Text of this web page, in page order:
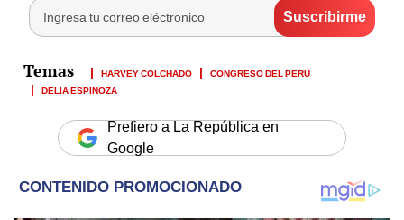
HARVEY COLCHADO
CONGRESO DEL PERÚ
DELIA ESPINOZA
Prefiero a La República en
Google